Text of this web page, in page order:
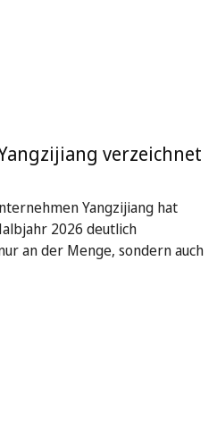
verzeichnet
Yangzijiang hat
2026 deutlich
an der Menge, sondern auch